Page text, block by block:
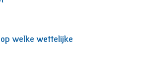
welke wettelijke